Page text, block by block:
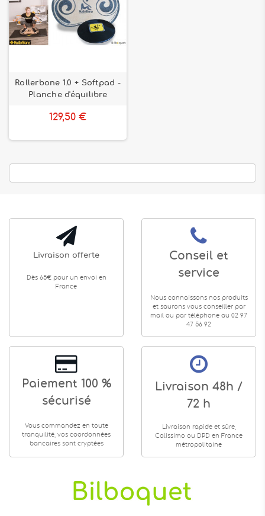
Rollerbone 1.0 + Softpad -
Planche d'équilibre
129,50 €
Livraison offerte
Dès 65€ pour un envoi en
France
Conseil et
service
Nous connaissons nos produits
et saurons vous conseiller par
mail ou par téléphone au 02 97
47 56 92
Paiement 100 %
sécurisé
Vous commandez en toute
tranquilité, vos coordonnées
bancaires sont cryptées
Livraison 48h /
72 h
Livraison rapide et sûre,
Colissimo ou DPD en France
métropolitaine